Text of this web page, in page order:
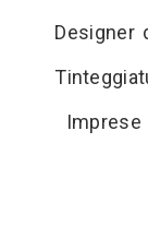
Designer